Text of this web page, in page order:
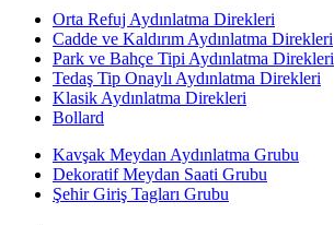
Orta Refuj Aydınlatma Direkleri
Cadde ve Kaldırım Aydınlatma Direkleri
Park ve Bahçe Tipi Aydınlatma Direkleri
Tedaş Tip Onaylı Aydınlatma Direkleri
Klasik Aydınlatma Direkleri
Bollard
Kavşak Meydan Aydınlatma Grubu
Dekoratif Meydan Saati Grubu
Şehir Giriş Tagları Grubu